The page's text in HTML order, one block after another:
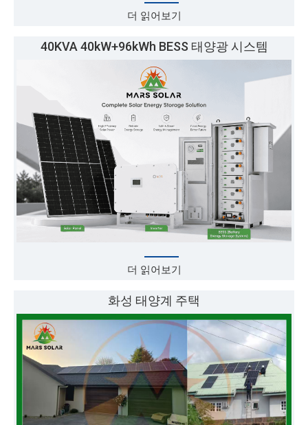
더 읽어보기
40KVA 40kW+96kWh BESS 태양광 시스템
더 읽어보기
화성 태양계 주택